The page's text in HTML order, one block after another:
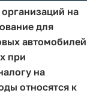
на
для
автомобилей
при
на
относятся к